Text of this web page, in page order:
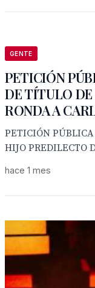
GENTE
PETICIÓN
DE TÍTULO
RONDA A
PETICIÓN
HIJO PREDILECTO
hace 1 mes